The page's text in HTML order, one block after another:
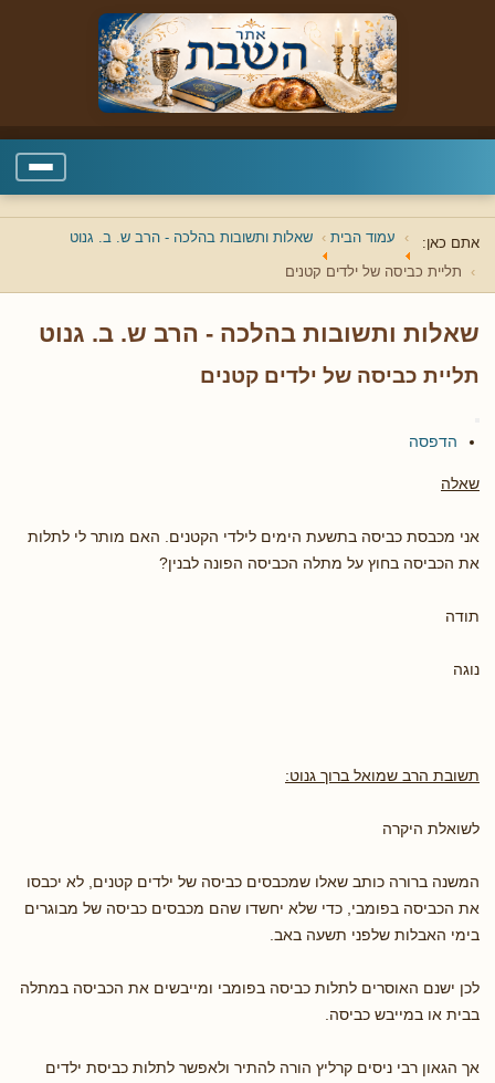
אתם כאן: עמוד הבית שאלות ותשובות בהלכה - הרב ש. ב. גנוט
תליית כביסה של ילדים קטנים
שאלות ותשובות בהלכה - הרב ש. ב. גנוט
תליית כביסה של ילדים קטנים
הדפסה
שאלה
אני מכבסת כביסה בתשעת הימים לילדי הקטנים. האם מותר לי לתלות
את הכביסה בחוץ על מתלה הכביסה הפונה לבנין?
תודה
נוגה
תשובת הרב שמואל ברוך גנוט:
לשואלת היקרה
המשנה ברורה כותב שאלו שמכבסים כביסה של ילדים קטנים, לא יכבסו
את הכביסה בפומבי, כדי שלא יחשדו שהם מכבסים כביסה של מבוגרים
בימי האבלות שלפני תשעה באב.
לכן ישנם האוסרים לתלות כביסה בפומבי ומייבשים את הכביסה במתלה
בבית או במייבש כביסה.
אך הגאון רבי ניסים קרליץ הורה להתיר ולאפשר לתלות כביסת ילדים